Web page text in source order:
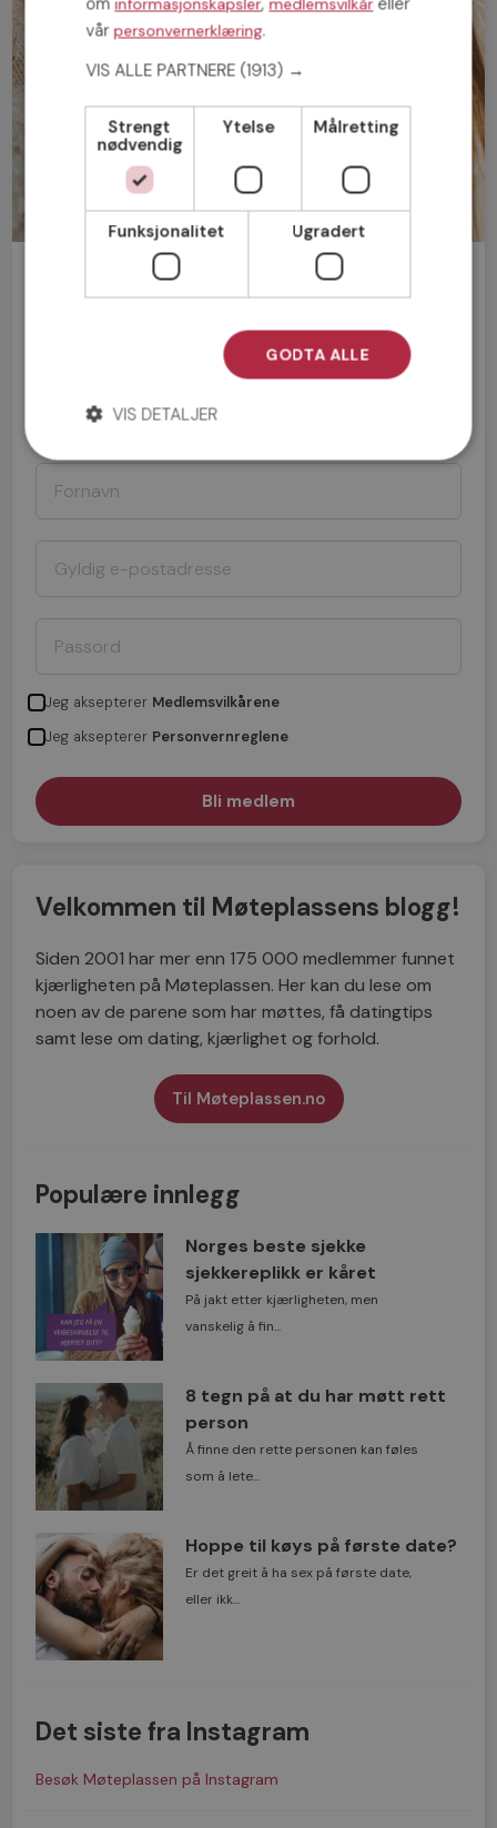
Bli medlem gratis!
Kvinne
Jeg aksepterer Medlemsvilkårene
Jeg aksepterer Personvernreglene
Velkommen til Møteplassens blogg!
Siden 2001 har mer enn 175 000 medlemmer funnet
kjærligheten på Møteplassen. Her kan du lese om
noen av de parene som har møttes, få datingtips
samt lese om dating, kjærlighet og forhold.
Til Møteplassen.no
Populære innlegg
Norges beste sjekke
sjekkereplikk er kåret
På jakt etter kjærligheten, men
vanskelig å fin...
8 tegn på at du har møtt rett
person
Å finne den rette personen kan føles
som å lete...
Hoppe til køys på første date?
Er det greit å ha sex på første date,
eller ikk...
Det siste fra Instagram
Besøk Møteplassen på Instagram
vårpersonvernerklæring.
VIS ALLE PARTNERE (1913) →
Strengt
nødvendig
Ytelse Målretting
Funksjonalitet Ugradert
GODTA ALLE
VIS DETALJER